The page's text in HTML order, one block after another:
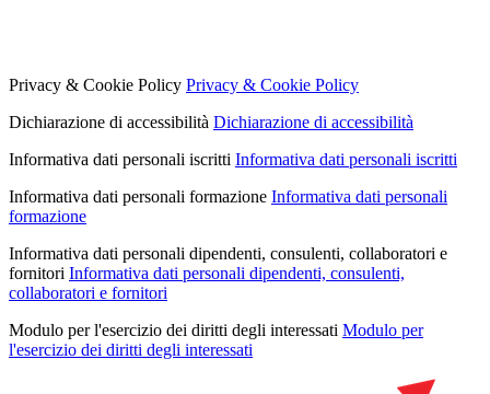
Privacy & Cookie Policy Privacy & Cookie Policy
Dichiarazione di accessibilità Dichiarazione di accessibilità
Informativa dati personali iscritti Informativa dati personali iscritti
Informativa dati personali formazione Informativa dati personali
formazione
Informativa dati personali dipendenti, consulenti, collaboratori e
fornitori Informativa dati personali dipendenti, consulenti,
collaboratori e fornitori
Modulo per l'esercizio dei diritti degli interessati Modulo per
l'esercizio dei diritti degli interessati